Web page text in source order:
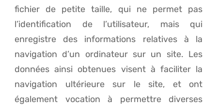
fichier de petite taille, qui ne permet pas
l’identification de l’utilisateur, mais qui
enregistre des informations relatives à la
navigation d’un ordinateur sur un site. Les
données ainsi obtenues visent à faciliter la
navigation ultérieure sur le site, et ont
également vocation à permettre diverses